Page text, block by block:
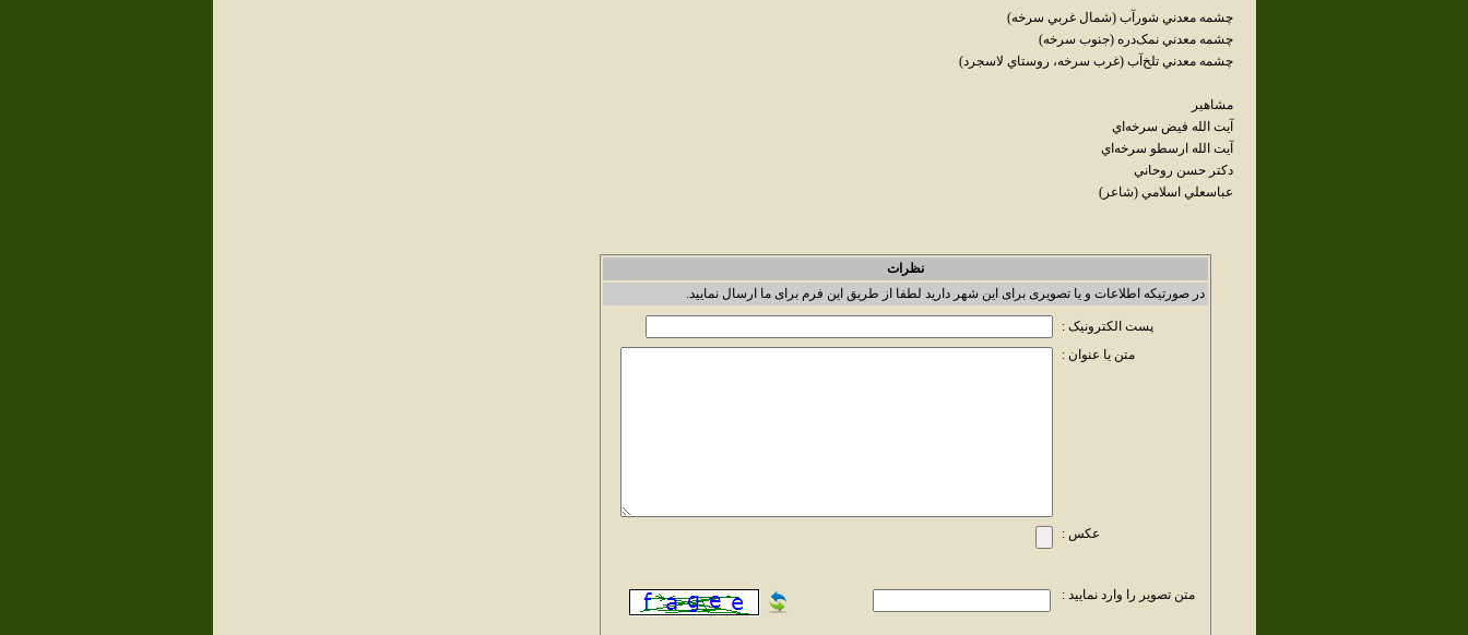
چشمه معدني شورآب (شمال غربي سرخه)
چشمه معدني نمک‌دره (جنوب سرخه)
چشمه معدني تلخ‌آب (غرب سرخه، روستاي لاسجرد)
مشاهير
آيت الله فيض سرخه‌اي
آيت الله ارسطو سرخه‌اي
دکتر حسن روحاني
عباسعلي اسلامي (شاعر)
نظرات
در صورتیکه اطلاعات و یا تصویری برای این شهر دارید لطفا از طریق این فرم برای ما ارسال نمایید.
پست الکترونیک :
متن یا عنوان :
عکس :
متن تصویر را وارد نمایید :